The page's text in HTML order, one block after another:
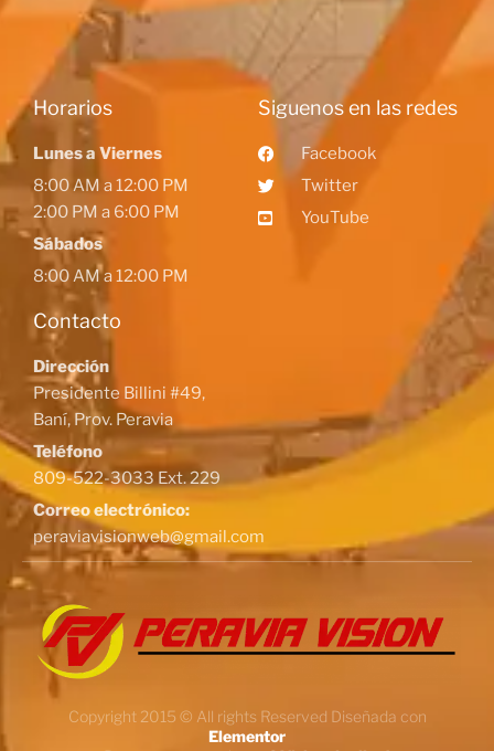
Horarios
Lunes a Viernes
8:00 AM a 12:00 PM
2:00 PM a 6:00 PM
Sábados
8:00 AM a 12:00 PM
Contacto
Dirección
Presidente Billini #49,
Baní, Prov. Peravia
Teléfono
809-522-3033 Ext. 229
Correo electrónico:
peraviavisionweb@gmail.com
Siguenos en las redes
Facebook
Twitter
YouTube
Copyright 2015 © All rights Reserved Diseñada con
Elementor